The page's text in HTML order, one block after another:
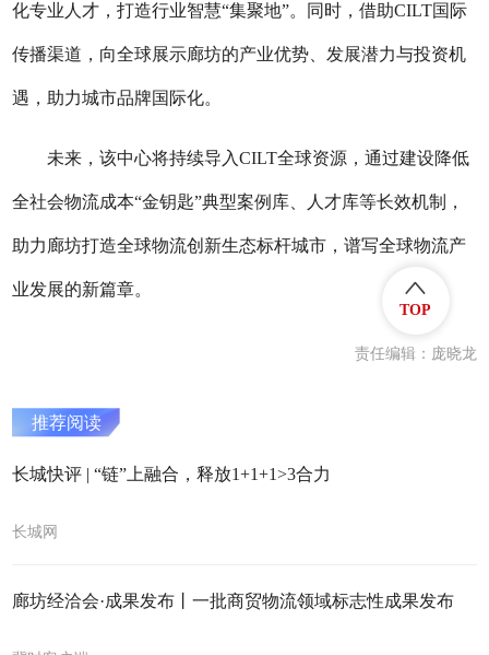
化专业人才，打造行业智慧“集聚地”。同时，借助CILT国际
传播渠道，向全球展示廊坊的产业优势、发展潜力与投资机
遇，助力城市品牌国际化。
未来，该中心将持续导入CILT全球资源，通过建设降低
全社会物流成本“金钥匙”典型案例库、人才库等长效机制，
助力廊坊打造全球物流创新生态标杆城市，谱写全球物流产
业发展的新篇章。
责任编辑：庞晓龙
推荐阅读
长城快评 | “链”上融合，释放1+1+1>3合力
长城网
廊坊经洽会·成果发布丨一批商贸物流领域标志性成果发布
TOP